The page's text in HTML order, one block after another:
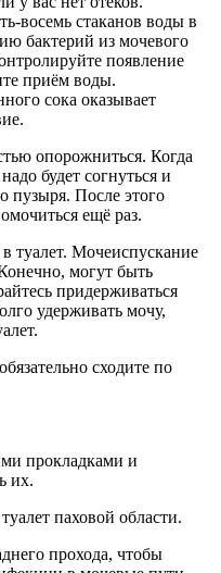
восемь стаканов воды в
бактерий из мочевого
появление
приём воды.
сока оказывает
опорожниться. Когда
будет согнуться и
пузыря. После этого
ещё раз.
туалет. Мочеиспускание
могут быть
придерживаться
удерживать мочу,
сходите по
прокладками и
их.
паховой области.
прохода, чтобы